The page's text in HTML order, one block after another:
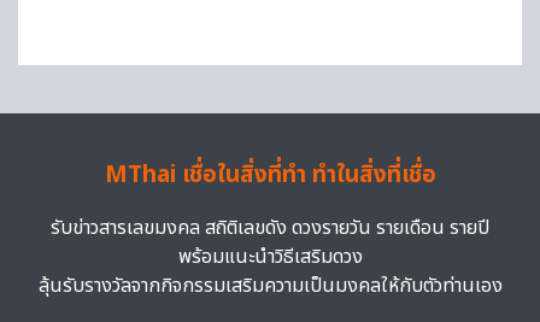
MThai เชื่อในสิ่งที่ทำ ทำในสิ่งที่เชื่อ
รับข่าวสารเลขมงคล สถิติเลขดัง ดวงรายวัน รายเดือน รายปี
พร้อมแนะนำวิธีเสริมดวง
ลุ้นรับรางวัลจากกิจกรรมเสริมความเป็นมงคลให้กับตัวท่านเอง